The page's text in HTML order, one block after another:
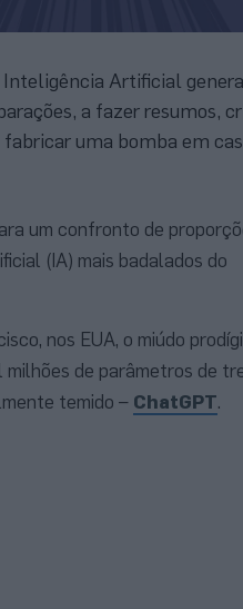
Inteligência Artificial
a fazer resumos,
uma bomba em
um confronto de
(IA) mais badalados do
nos EUA, o miúdo
de parâmetros de
temido – ChatGPT.